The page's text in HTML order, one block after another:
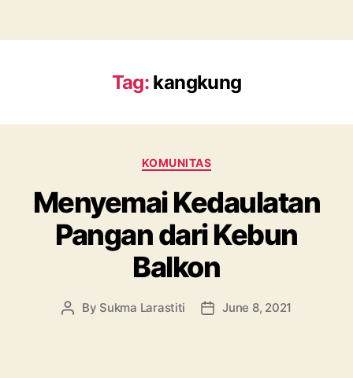
Tag: kangkung
Categories
KOMUNITAS
Menyemai Kedaulatan
Pangan dari Kebun
Balkon
Post
By Sukma Larastiti
PostJune 8, 2021